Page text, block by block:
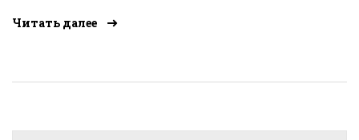
советы о том, как выбрать подходящий способ
ясно, чтобы вы не тратили время на поиски и
Читать далее